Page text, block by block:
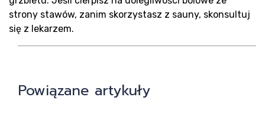
strony stawów, zanim skorzystasz z sauny, skonsultuj
się z lekarzem.
Powiązane artykuły